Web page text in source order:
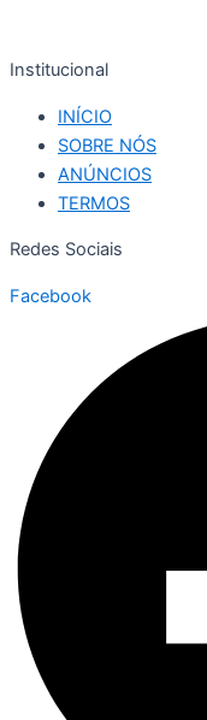
Institucional
INÍCIO
SOBRE NÓS
ANÚNCIOS
TERMOS
Redes Sociais
Facebook